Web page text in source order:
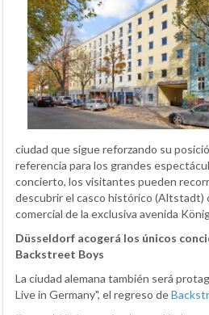
ciudad que sigue reforzando su
referencia para los grandes
concierto, los visitantes pueden
descubrir el casco histórico (Altstadt)
comercial de la exclusiva avenida
Düsseldorf acogerá los únicos
Backstreet Boys
La ciudad alemana también será
Live in Germany", el regreso de